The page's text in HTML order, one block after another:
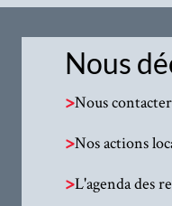
Nous
>Nous contacter
>Nos actions
>L'agenda des